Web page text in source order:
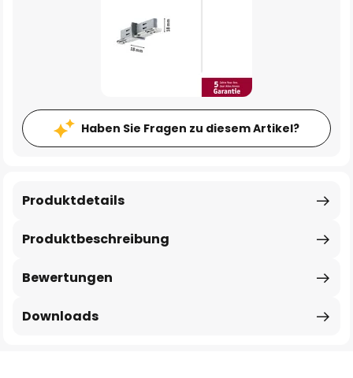
Haben Sie Fragen zu diesem Artikel?
Produktbeschreibung
Produktdetails
Bewertungen
Downloads